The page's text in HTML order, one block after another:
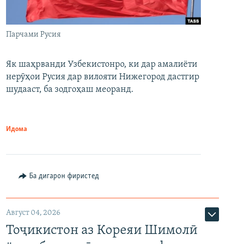
Парчами Русия
Як шаҳрванди Узбекистонро, ки дар амалиёти
нерӯҳои Русия дар вилояти Нижегород дастгир
шудааст, ба зодгоҳаш меоранд.
Идома
Ба дигарон фиристед
Август 04, 2026
Тоҷикистон аз Кореяи Шимолӣ